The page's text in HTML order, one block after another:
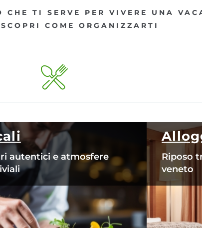
CHE TI SERVE PER VIVERE UNA
COME ORGANIZZARTI
autentici e atmosfere
Riposo
veneto